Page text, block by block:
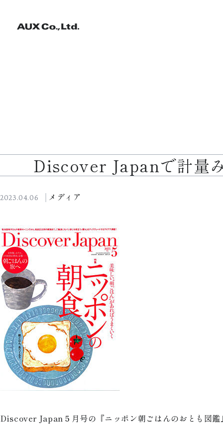
Discover Japanで計量
2023.04.06 メディア
Discover Japan５月号の『ニッポン朝ごはんのおとも図鑑